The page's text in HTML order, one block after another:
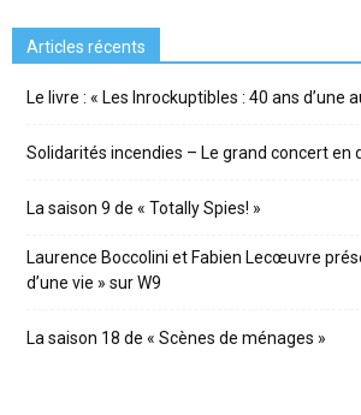
Articles récents
Le livre : « Les Inrockuptibles : 40 ans d’une
Solidarités incendies – Le grand concert en
La saison 9 de « Totally Spies! »
Laurence Boccolini et Fabien Lecœuvre
d’une vie » sur W9
La saison 18 de « Scènes de ménages »